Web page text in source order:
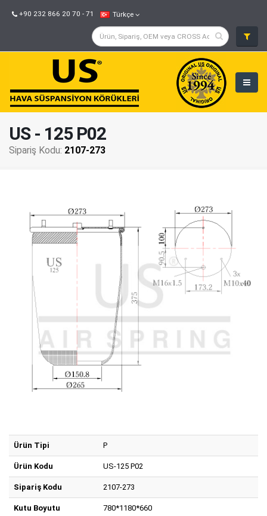
+90 232 866 20 70 - 71 Türkçe
US - 125 P02
Sipariş Kodu: 2107-273
Ürün Tipi P
Ürün Kodu US-125 P02
Sipariş Kodu 2107-273
Kutu Boyutu 780*1180*660